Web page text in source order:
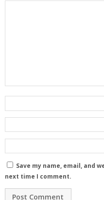
Save my name, email, and
next time I comment.